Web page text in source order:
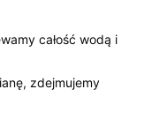
całość wodą i
zdejmujemy